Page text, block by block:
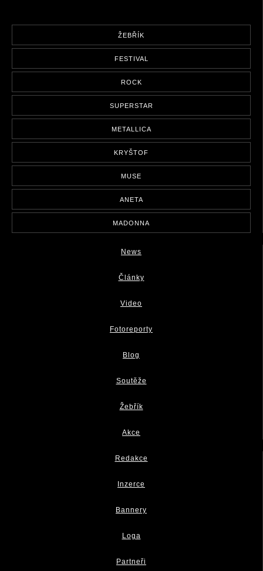
ŽEBŘÍK
FESTIVAL
ROCK
SUPERSTAR
METALLICA
KRYŠTOF
MUSE
ANETA
MADONNA
News
Články
Video
Fotoreporty
Blog
Soutěže
Žebřík
Akce
Redakce
Inzerce
Bannery
Loga
Partneři